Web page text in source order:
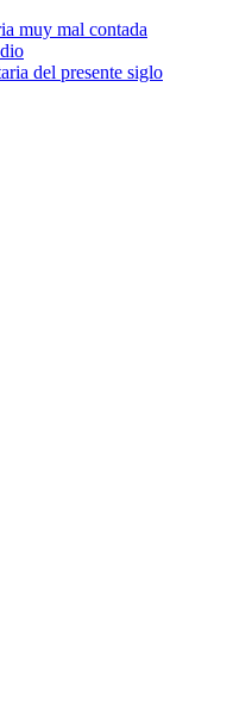
muy mal contada
del presente siglo